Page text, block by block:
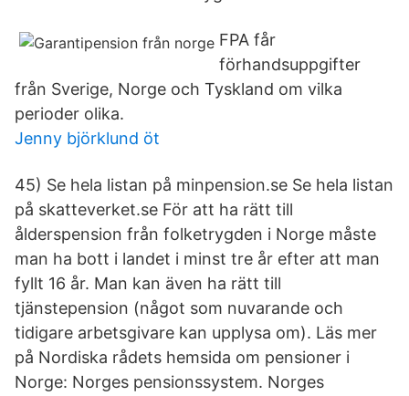
FPA får
förhandsuppgifter
från Sverige, Norge och Tyskland om vilka
perioder olika.
Jenny björklund öt
45) Se hela listan på minpension.se Se hela listan
på skatteverket.se För att ha rätt till
ålderspension från folketrygden i Norge måste
man ha bott i landet i minst tre år efter att man
fyllt 16 år. Man kan även ha rätt till
tjänstepension (något som nuvarande och
tidigare arbetsgivare kan upplysa om). Läs mer
på Nordiska rådets hemsida om pensioner i
Norge: Norges pensionssystem. Norges